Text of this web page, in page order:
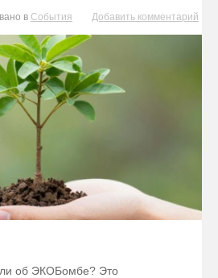
в События Добавить комментарий
об ЭКОБомбе? Это